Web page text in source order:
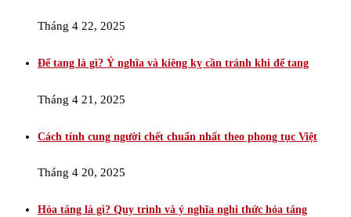
Tháng 4 22, 2025
Để tang là gì? Ý nghĩa và kiêng kỵ cần tránh khi để tang
Tháng 4 21, 2025
Cách tính cung người chết chuẩn nhất theo phong tục Việt
Tháng 4 20, 2025
Hỏa táng là gì? Quy trình và ý nghĩa nghi thức hỏa táng